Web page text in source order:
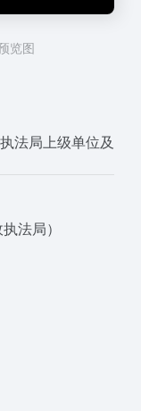
览图
法局上级单位及
法局）